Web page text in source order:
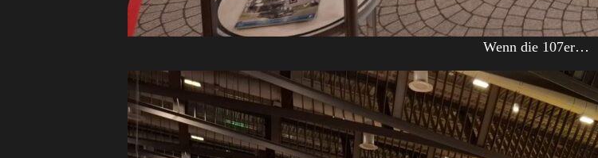
Wenn die 107er…